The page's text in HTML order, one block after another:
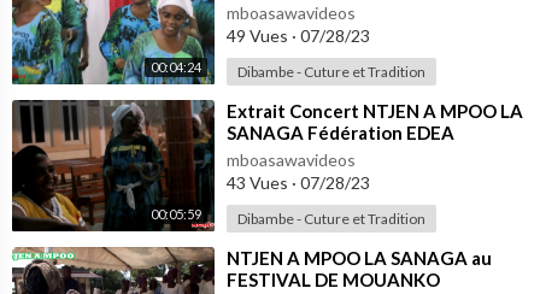
00:04:24
mboasawavideos
49 Vues · 07/28/23
Dibambe - Cuture et Tradition
00:05:59
⁣Extrait Concert NTJEN A MPOO LA
SANAGA Fédération EDEA
mboasawavideos
43 Vues · 07/28/23
Dibambe - Cuture et Tradition
⁣NTJEN A MPOO LA SANAGA au
FESTIVAL DE MOUANKO